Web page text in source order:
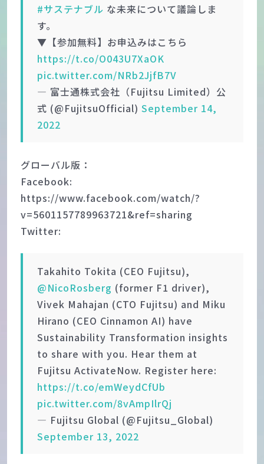
#サステナブル な未来について議論しま
す。
▼【参加無料】お申込みはこちら
https://t.co/O043U7XaOK
pic.twitter.com/NRb2JjfB7V
— 富士通株式会社（Fujitsu Limited）公
式 (@FujitsuOfficial) September 14,
2022
グローバル版：
Facebook:
https://www.facebook.com/watch/?
v=5601157789963721&ref=sharing
Twitter:
Takahito Tokita (CEO Fujitsu),
@NicoRosberg (former F1 driver),
Vivek Mahajan (CTO Fujitsu) and Miku
Hirano (CEO Cinnamon AI) have
Sustainability Transformation insights
to share with you. Hear them at
Fujitsu ActivateNow. Register here:
https://t.co/emWeydCfUb
pic.twitter.com/8vAmpIlrQj
— Fujitsu Global (@Fujitsu_Global)
September 13, 2022